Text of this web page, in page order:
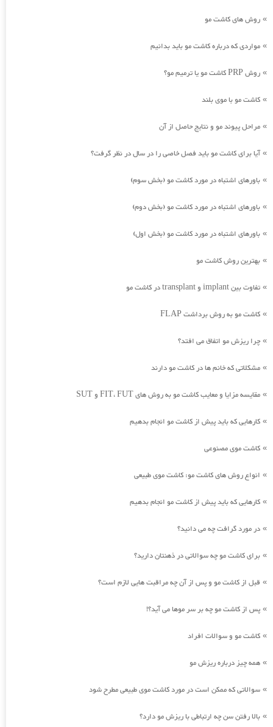
» روش های کاشت مو
» مواردی که درباره کاشت مو باید بدانیم
» روش PRP کاشت مو یا ترمیم مو؟
» کاشت مو با موی بلند
» مراحل پیوند مو و نتایج حاصل از آن
»آیا برای کاشت مو باید فصل خاصی را در سال در نظر گرفت؟
» باورهای اشتباه در مورد کاشت مو (بخش سوم)
» باورهای اشتباه در مورد کاشت مو (بخش دوم)
» باورهای اشتباه در مورد کاشت مو (بخش اول)
» بهترین روش کاشت مو
» تفاوت بین implant و transplant در کاشت مو
» کاشت مو به روش برداشت FLAP
» چرا ریزش مو اتفاق می افتد؟
» مشکلاتی که خانم ها در کاشت مو دارند
» مقایسه مزایا و معایب کاشت مو به روش های FIT، FUT و SUT
» کارهایی که باید پیش از کاشت مو انجام بدهیم
» کاشت موی مصنوعی
» انواع روش های کاشت مو: کاشت موی طبیعی
» کارهایی که باید پیش از کاشت مو انجام بدهیم
» در مورد گرافت چه می دانید؟
» برای کاشت مو چه سوالاتی در ذهنتان دارید؟
» قبل از کاشت مو و پس از آن چه مراقبت هایی لازم است؟
» پس از کاشت مو چه بر سر موها می آید؟!
» کاشت مو و سوالات افراد
» همه چیز درباره ریزش مو
» سوالاتی که ممکن است در مورد کاشت موی طبیعی مطرح شود
» بالا رفتن سن چه ارتباطی با ریزش مو دارد؟